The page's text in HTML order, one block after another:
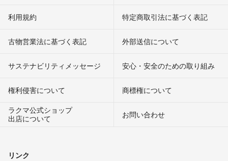
利用規約 特定商取引法に基づく表記
古物営業法に基づく表記 外部送信について
サステナビリティメッセージ 安心・安全のための取り組み
権利侵害について
商標権について
ラクマ公式ショップ
出店について
お問い合わせ
リンク